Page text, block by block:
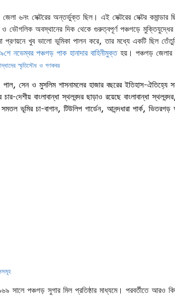
৬নং সেক্টরের অন্তর্ভুক্ত ছিল। এই সেক্টরের সেক্টর কমান্ডার
অবস্থানের দিক থেকে গুরুত্বপূর্ণ পঞ্চগড়ে মুক্তিযুদ্ধের
প্রণয়নে খুব ভালো ভূমিকা পালন করে, তার মধ্যে একটি ছিল
নভেম্বর পঞ্চগড় পাক হানাদার বাহিনীমুক্তহয়। পঞ্চগড় জেলার
স্মৃতিসৌধ ও গণকবর
সেন ও মুসলিম শাসনামলের হাজার বছরের ইতিহাস-ঐতিহ্যে
বাংলাবান্ধা স্থলবন্দর ছাড়াও রয়েছে বাংলাবান্ধা
ভূমির চা-বাগান, টিউলিপ গার্ডেন, আনন্দধারা পার্ক, ভিতরগড়
সালে পঞ্চগড় সুগার মিল প্রতিষ্ঠার মাধ্যমে। পরবর্তীতে আরও